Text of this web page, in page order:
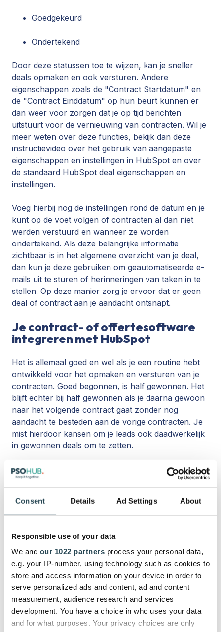
Consent Details Ad Settings About
Responsible use of your data
We and our 1022 partners process your personal data,
e.g. your IP-number, using technology such as cookies to
store and access information on your device in order to
serve personalized ads and content, ad and content
measurement, audience research and services
development. You have a choice in who uses your data
and for what purposes. Your privacy choices are only
Goedgekeurd
Ondertekend
Door deze statussen toe te wijzen, kan je sneller
deals opmaken en ook versturen. Andere
eigenschappen zoals de "Contract Startdatum" en
de "Contract Einddatum" op hun beurt kunnen er
dan weer voor zorgen dat je op tijd berichten
uitstuurt voor de vernieuwing van contracten. Wil je
meer weten over deze functies, bekijk dan deze
instructievideo over het gebruik van aangepaste
eigenschappen en instellingen in HubSpot en over
de standaard HubSpot deal eigenschappen en
instellingen.
Voeg hierbij nog de instellingen rond de datum en je
kunt op de voet volgen of contracten al dan niet
werden verstuurd en wanneer ze worden
ondertekend. Als deze belangrijke informatie
zichtbaar is in het algemene overzicht van je deal,
dan kun je deze gebruiken om geautomatiseerde e-
mails uit te sturen of herinneringen van taken in te
stellen. Op deze manier zorg je ervoor dat er geen
deal of contract aan je aandacht ontsnapt.
Je contract- of offertesoftware
integreren met HubSpot
Het is allemaal goed en wel als je een routine hebt
ontwikkeld voor het opmaken en versturen van je
contracten. Goed begonnen, is half gewonnen. Het
blijft echter bij half gewonnen als je daarna gewoon
naar het volgende contract gaat zonder nog
aandacht te besteden aan de vorige contracten. Je
mist hierdoor kansen om je leads ook daadwerkelijk
in gewonnen deals om te zetten.
Je voorstellen ontwikkel je waarschijnlijk in een
softwareoplossing zoals Pandadoc, Proposify of
HubSpot, wordt het eenvoudig voor jou om
contracten aan te maken, versturen en opvolgen.;
HubSpot.
Dankzij deze integraties, kan je vanaf nu
automatisch voorstellen gebaseerd op een
dealeigenschap of een dealfase genereren. Als je
bovendien beroep kunt doen op slimme en
autonome software zoals PSOhub, dan kan het jou
ook helpen bij het aanmaken van slimme templates